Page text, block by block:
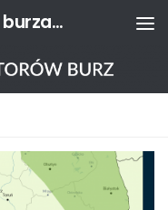
Mapa burzowa - gdzie jest burza? | Sieć Obserwatorów Burz